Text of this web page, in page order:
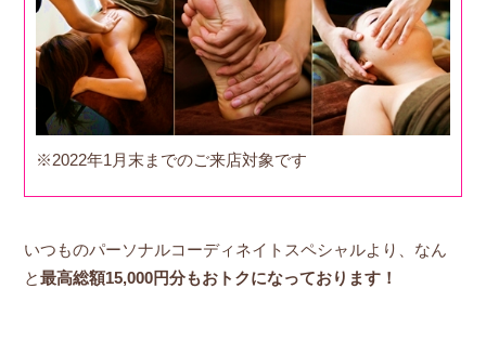
※2022年1月末までのご来店対象です
いつものパーソナルコーディネイトスペシャルより、なん
と最高総額15,000円分もおトクになっております！